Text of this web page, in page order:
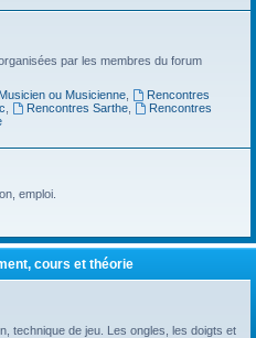
par les membres du forum
ou Musicienne,
Rencontres
Rencontres Sarthe,
Rencontres
emploi.
cours et théorie
technique de jeu. Les ongles, les doigts et